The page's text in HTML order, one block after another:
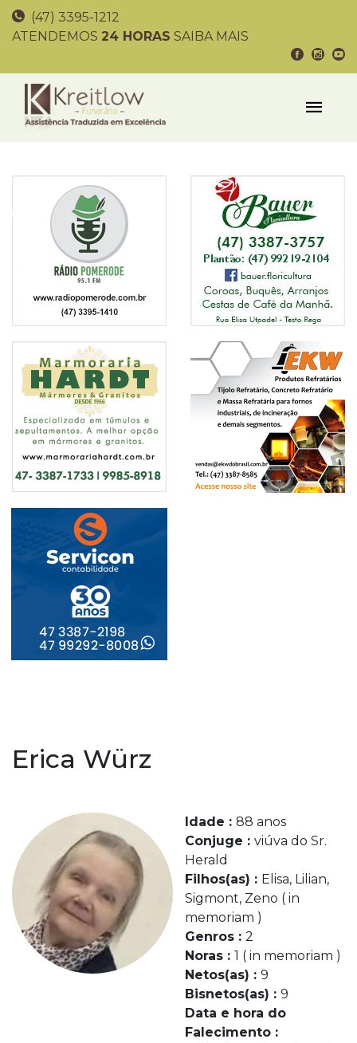
(47) 3395-1212
ATENDEMOS 24 HORAS SAIBA MAIS
Erica Würz
Idade : 88 anos
Conjuge : viúva do Sr.
Herald
Filhos(as) : Elisa, Lilian,
Sigmont, Zeno ( in
memoriam )
Genros : 2
Noras : 1 ( in memoriam )
Netos(as) : 9
Bisnetos(as) : 9
Data e hora do
Falecimento :